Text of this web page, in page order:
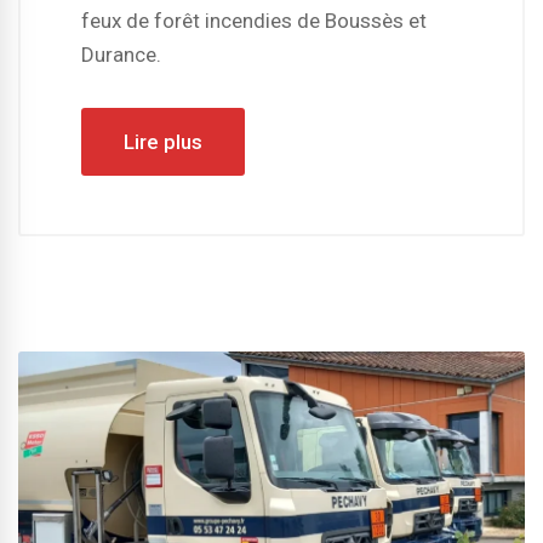
feux de forêt incendies de Boussès et
Durance.
Lire plus